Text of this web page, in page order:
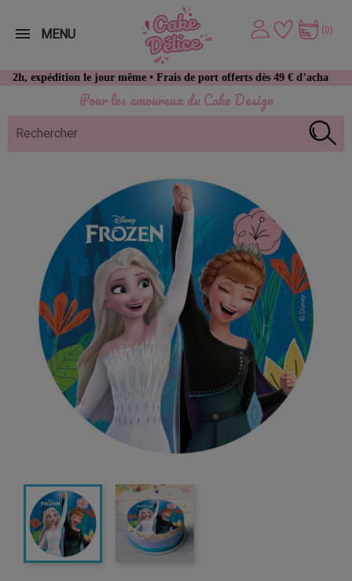
Pour les amoureux du Cake Design
le jour même • Frais de port offerts dès 49 € d’achat
(0)
MENU